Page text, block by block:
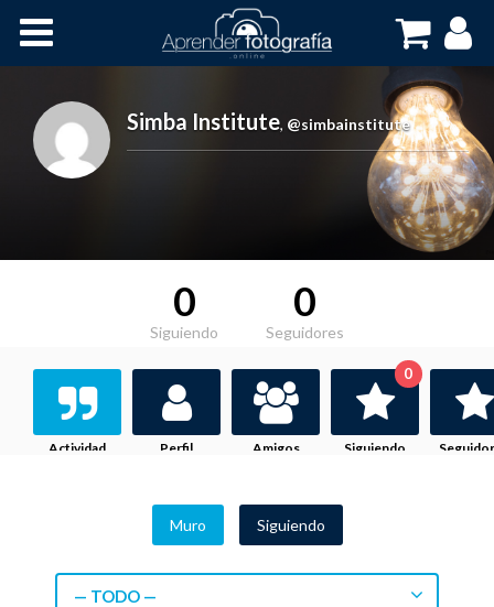
Cursos OnLine
Simba Institute, @simbainstitute
0
Siguiendo
0
Seguidores
Actividad Perfil Amigos Siguiendo
0
Muro Siguiendo
— TODO —